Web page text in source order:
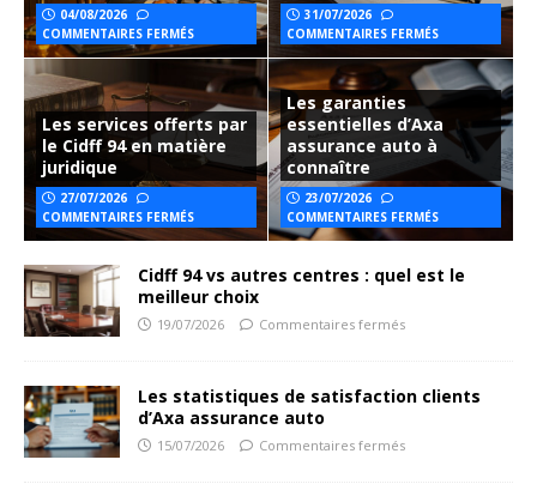
04/08/2026
COMMENTAIRES FERMÉS
31/07/2026
COMMENTAIRES FERMÉS
Les services offerts par
le Cidff 94 en matière
juridique
27/07/2026
COMMENTAIRES FERMÉS
Les garanties
essentielles d’Axa
assurance auto à
connaître
23/07/2026
COMMENTAIRES FERMÉS
Cidff 94 vs autres centres : quel est le
meilleur choix
19/07/2026 Commentaires fermés
Les statistiques de satisfaction clients
d’Axa assurance auto
15/07/2026 Commentaires fermés